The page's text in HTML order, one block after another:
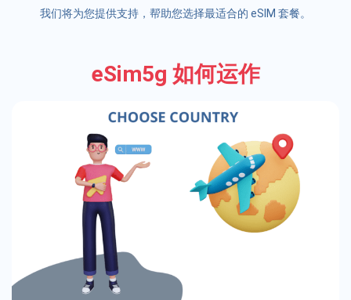
我们将为您提供支持，帮助您选择最适合的 eSIM 套餐。
eSim5g 如何运作